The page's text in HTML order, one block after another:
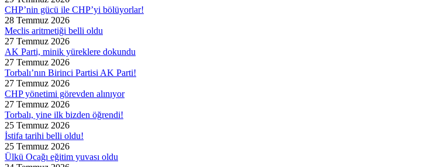
CHP’nin gücü ile CHP’yi bölüyorlar!
28 Temmuz 2026
Meclis aritmetiği belli oldu
27 Temmuz 2026
AK Parti, minik yüreklere dokundu
27 Temmuz 2026
Torbalı’nın Birinci Partisi AK Parti!
27 Temmuz 2026
CHP yönetimi görevden alınıyor
27 Temmuz 2026
Torbalı, yine ilk bizden öğrendi!
25 Temmuz 2026
İstifa tarihi belli oldu!
25 Temmuz 2026
Ülkü Ocağı eğitim yuvası oldu